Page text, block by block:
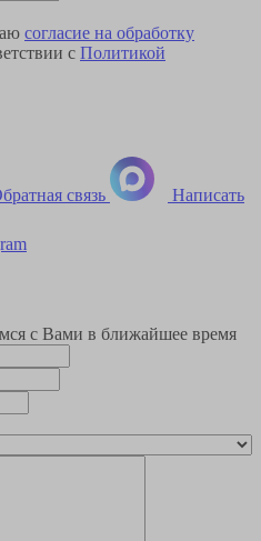
согласие на обработку
с Политикой
связь Написать
с Вами в ближайшее время